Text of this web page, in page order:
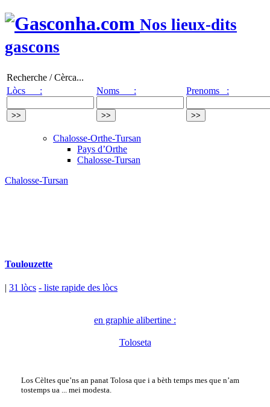
Nos lieux-dits
gascons
Recherche / Cèrca...
Lòcs :
Noms : Prenoms :
Chalosse-Orthe-Tursan
Pays d’Orthe
Chalosse-Tursan
Chalosse-Tursan
Toulouzette
| 31 lòcs - liste rapide des lòcs
en graphie alibertine :
Toloseta
Los Cèltes que’ns an panat Tolosa que i a bèth temps mes que n’am
tostemps ua ... mei modesta.